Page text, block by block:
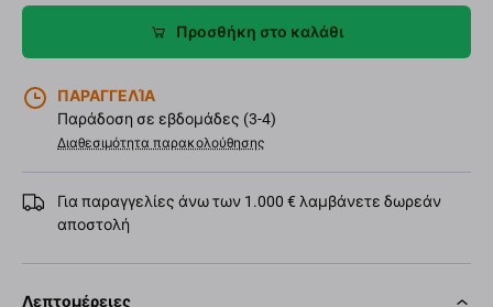
Προσθήκη στο καλάθι
ΠΑΡΑΓΓΕΛΊΑ
Παράδοση σε εβδομάδες (3-4)
Διαθεσιμότητα παρακολούθησης
Για παραγγελίες άνω των 1.000 € λαμβάνετε δωρεάν
αποστολή
Λεπτομέρειες